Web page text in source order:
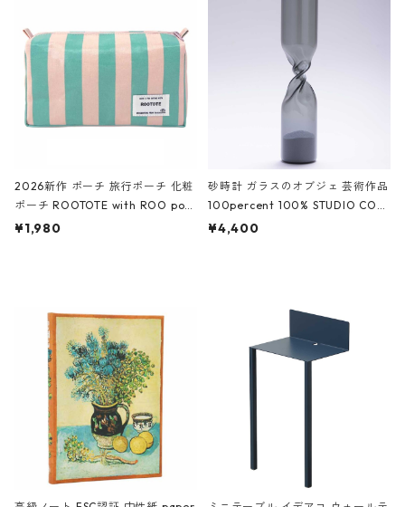
ーガンディー、オフホワイト
2026新作 ポーチ 旅行ポーチ 化粧
ポーチ ROOTOTE with ROO pou
ch 3532 ルートート WR.ポーチ.ラ
¥1,980
砂時計 ガラスのオブジェ 芸術作品
100percent 100% STUDIO COH
AKU Timeless 100パーセント ス
¥4,400